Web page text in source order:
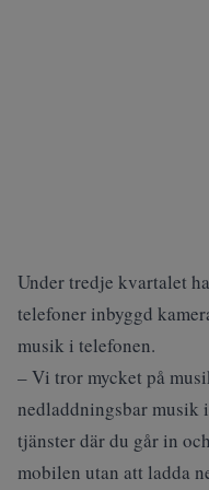
Under tredje kvartalet
telefoner inbyggd
musik i telefonen.
– Vi tror mycket på
nedladdningsbar
tjänster där du går in
mobilen utan att ladda